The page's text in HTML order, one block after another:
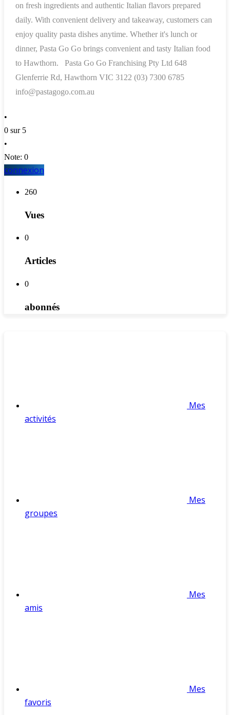
on fresh ingredients and authentic Italian flavors prepared
daily. With convenient delivery and takeaway, customers can
enjoy quality pasta dishes anytime. Whether it's lunch or
dinner, Pasta Go Go brings convenient and tasty Italian food
to Hawthorn.
Pasta Go Go Franchising Pty Ltd 648
Glenferrie Rd, Hawthorn VIC 3122 (03) 7300 6785
info@pastagogo.com.au
•
0 sur 5
•
Note: 0
connexion
260
Vues
0
Articles
0
abonnés
Mes
activités
Mes
groupes
Mes
amis
Mes
favoris